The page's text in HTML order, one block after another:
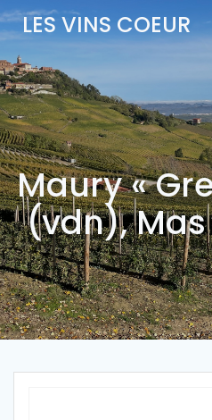
Aller
au LES VINS COEUR
Maury «
(vdn),